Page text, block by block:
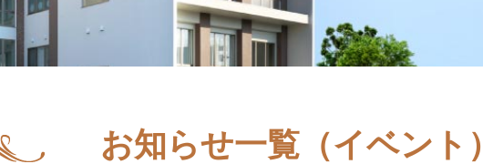
お知らせ一覧（イベント）